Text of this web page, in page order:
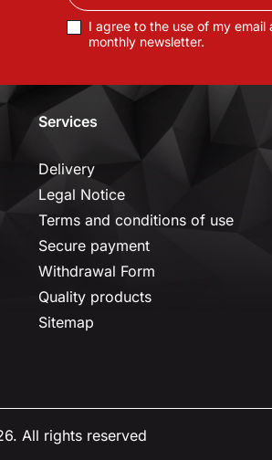
I agree to the use of my
monthly newsletter.
Services
Delivery
Legal Notice
Terms and conditions of use
Secure payment
Withdrawal Form
Quality products
Sitemap
All rights reserved